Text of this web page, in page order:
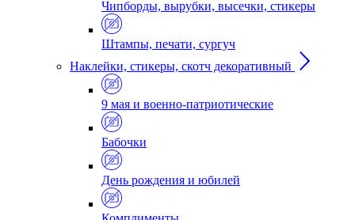
Чипборды, вырубки, высечки, стикеры
Штампы, печати, сургуч
Наклейки, стикеры, скотч декоративный
9 мая и военно-патриотические
Бабочки
День рождения и юбилей